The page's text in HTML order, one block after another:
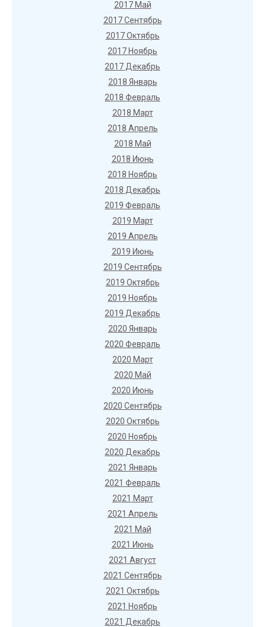
2017 Май
2017 Сентябрь
2017 Октябрь
2017 Ноябрь
2017 Декабрь
2018 Январь
2018 Февраль
2018 Март
2018 Апрель
2018 Май
2018 Июнь
2018 Ноябрь
2018 Декабрь
2019 Февраль
2019 Март
2019 Апрель
2019 Июнь
2019 Сентябрь
2019 Октябрь
2019 Ноябрь
2019 Декабрь
2020 Январь
2020 Февраль
2020 Март
2020 Май
2020 Июнь
2020 Сентябрь
2020 Октябрь
2020 Ноябрь
2020 Декабрь
2021 Январь
2021 Февраль
2021 Март
2021 Апрель
2021 Май
2021 Июнь
2021 Август
2021 Сентябрь
2021 Октябрь
2021 Ноябрь
2021 Декабрь